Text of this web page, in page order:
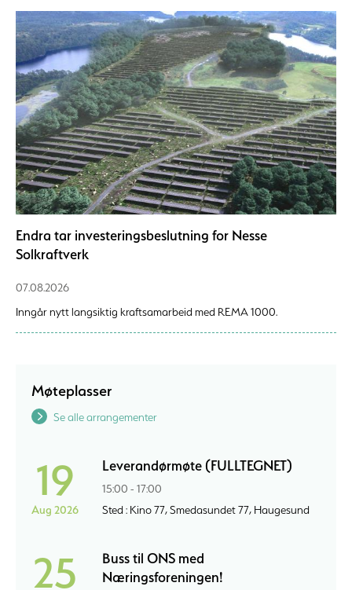
Endra tar investeringsbeslutning for Nesse
Solkraftverk
07.08.2026
Inngår nytt langsiktig kraftsamarbeid med REMA 1000.
Møteplasser
Se alle arrangementer
19
Aug 2026
Leverandørmøte (FULLTEGNET)
15:00 - 17:00
Sted : Kino 77, Smedasundet 77, Haugesund
25
Buss til ONS med
Næringsforeningen!